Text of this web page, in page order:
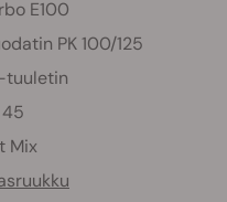
E100
PK 100/125
tuuletin
45
Mix